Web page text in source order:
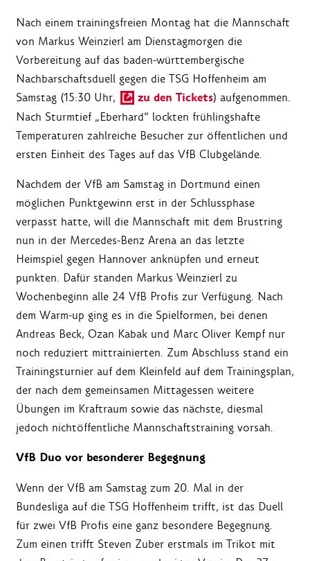
Nach einem trainingsfreien Montag hat die Mannschaft
von Markus Weinzierl am Dienstagmorgen die
Vorbereitung auf das baden-württembergische
Nachbarschaftsduell gegen die TSG Hoffenheim am
Samstag (15:30 Uhr,
zu den Tickets) aufgenommen.
Nach Sturmtief „Eberhard“ lockten frühlingshafte
Temperaturen zahlreiche Besucher zur öffentlichen und
ersten Einheit des Tages auf das VfB Clubgelände.
Nachdem der VfB am Samstag in Dortmund einen
möglichen Punktgewinn erst in der Schlussphase
verpasst hatte, will die Mannschaft mit dem Brustring
nun in der Mercedes-Benz Arena an das letzte
Heimspiel gegen Hannover anknüpfen und erneut
punkten. Dafür standen Markus Weinzierl zu
Wochenbeginn alle 24 VfB Profis zur Verfügung. Nach
dem Warm-up ging es in die Spielformen, bei denen
Andreas Beck, Ozan Kabak und Marc Oliver Kempf nur
noch reduziert mittrainierten. Zum Abschluss stand ein
Trainingsturnier auf dem Kleinfeld auf dem Trainingsplan,
der nach dem gemeinsamen Mittagessen weitere
Übungen im Kraftraum sowie das nächste, diesmal
jedoch nichtöffentliche Mannschaftstraining vorsah.
VfB Duo vor besonderer Begegnung
Wenn der VfB am Samstag zum 20. Mal in der
Bundesliga auf die TSG Hoffenheim trifft, ist das Duell
für zwei VfB Profis eine ganz besondere Begegnung.
Zum einen trifft Steven Zuber erstmals im Trikot mit